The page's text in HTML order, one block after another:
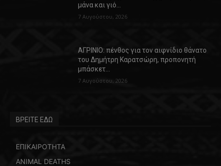
μάνα και γιό…
7 Αυγούστου, 2026
ΑΓΡΙΝΙΟ: πένθος για τον αιφνίδιο θάνατο
του Δημήτρη Καρατσώρη, προπονητή
μπάσκετ…
7 Αυγούστου, 2026
ΒΡΕΙΤΕ ΕΔΩ
ΕΠΙΚΑΙΡΟΤΗΤΑ
ANIMAL DEATHS